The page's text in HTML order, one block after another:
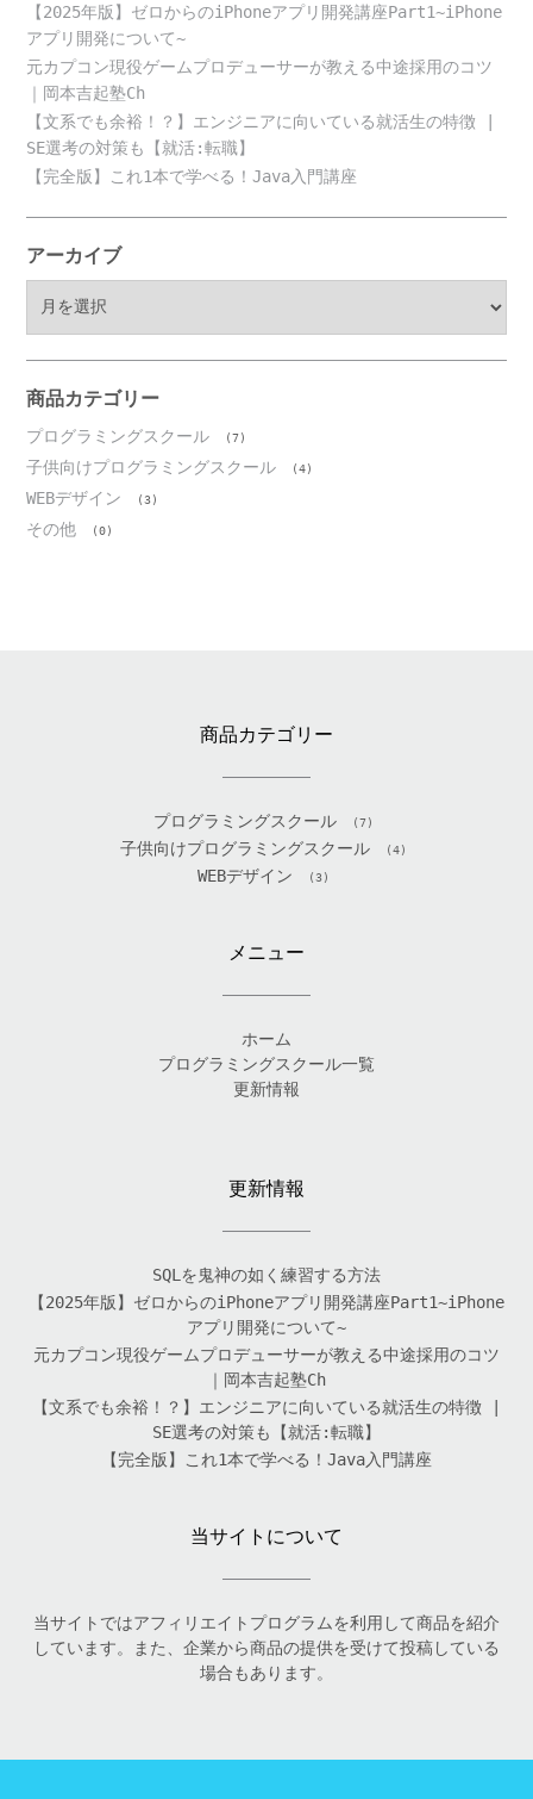
【2025年版】ゼロからのiPhoneアプリ開発講座Part1~iPhone
アプリ開発について~
元カプコン現役ゲームプロデューサーが教える中途採用のコツ
｜岡本吉起塾Ch
【文系でも余裕！？】エンジニアに向いている就活生の特徴 |
SE選考の対策も【就活:転職】
【完全版】これ1本で学べる！Java入門講座
アーカイブ
ブ
商品カテゴリー
プログラミングスクール (7)
子供向けプログラミングスクール (4)
WEBデザイン (3)
その他 (0)
商品カテゴリー
プログラミングスクール (7)
子供向けプログラミングスクール (4)
WEBデザイン (3)
メニュー
ホーム
プログラミングスクール一覧
更新情報
更新情報
SQLを鬼神の如く練習する方法
【2025年版】ゼロからのiPhoneアプリ開発講座Part1~iPhone
アプリ開発について~
元カプコン現役ゲームプロデューサーが教える中途採用のコツ
｜岡本吉起塾Ch
【文系でも余裕！？】エンジニアに向いている就活生の特徴 |
SE選考の対策も【就活:転職】
【完全版】これ1本で学べる！Java入門講座
当サイトについて
当サイトではアフィリエイトプログラムを利用して商品を紹介
しています。また、企業から商品の提供を受けて投稿している
場合もあります。